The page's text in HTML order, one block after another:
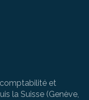
et
la Suisse (Genève,